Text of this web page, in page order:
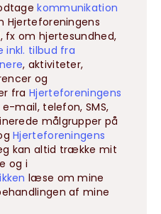
kommunikation
Hjerteforeningens
, fx om hjertesundhed,
inkl. tilbud fra
, aktiviteter,
og
fraHjerteforeningens
e-mail, telefon, SMS,
målgrupper på
Hjerteforeningens
kan altid trække mit
og i
læse om mine
af mine